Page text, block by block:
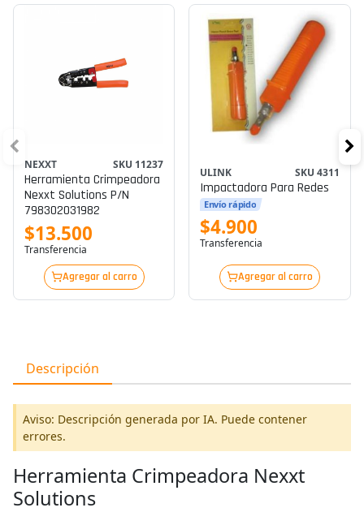
NEXXT SKU 11237
Herramienta Crimpeadora
Nexxt Solutions P/n
798302031982
$13.500
Transferencia
Agregar al carro
ULINK SKU 4311
Impactadora Para Redes
Envío rápido
$4.900
Transferencia
Agregar al carro
Descripción
Aviso: Descripción generada por IA. Puede contener
errores.
Herramienta Crimpeadora Nexxt
Solutions